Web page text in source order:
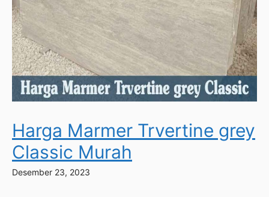
Harga Marmer Trvertine grey
Classic Murah
Desember 23, 2023